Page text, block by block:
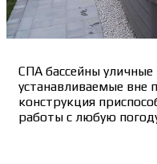
СПА бассейны уличные
устанавливаемые вне
конструкция
работы с любую